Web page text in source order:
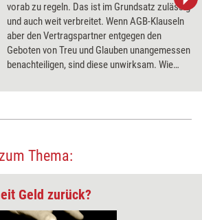
vorab zu regeln. Das ist im Grundsatz zulässig
und auch weit verbreitet. Wenn AGB-Klauseln
aber den Vertragspartner entgegen den
Geboten von Treu und Glauben unangemessen
benachteiligen, sind diese unwirksam. Wie
können, zeigt die Mustervorlage von
Thema:
Geld zurück?